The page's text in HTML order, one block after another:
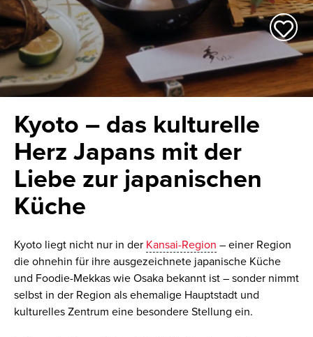
Kyoto – das kulturelle
Herz Japans mit der
Liebe zur japanischen
Küche
Kyoto liegt nicht nur in der Kansai-Region – einer Region
die ohnehin für ihre ausgezeichnete japanische Küche
und Foodie-Mekkas wie Osaka bekannt ist – sonder nimmt
selbst in der Region als ehemalige Hauptstadt und
kulturelles Zentrum eine besondere Stellung ein.